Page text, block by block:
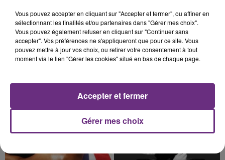
ALEX WARREN
1h34
1h34 1h29
1h29
Vous pouvez accepter en cliquant sur "Accepter et fermer", ou affiner en
sélectionnant les finalités et/ou partenaires dans "Gérer mes choix".
Vous pouvez également refuser en cliquant sur "Continuer sans
accepter". Vos préférences ne s'appliqueront que pour ce site. Vous
pouvez mettre à jour vos choix, ou retirer votre consentement à tout
moment via le lien "Gérer les cookies" situé en bas de chaque page.
Gérer mes choix
Accepter et fermer